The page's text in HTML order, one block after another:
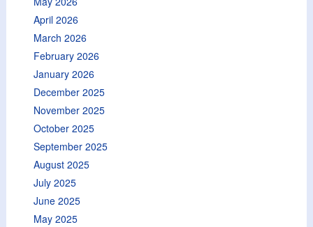
April 2026
March 2026
February 2026
January 2026
December 2025
November 2025
October 2025
September 2025
August 2025
July 2025
June 2025
May 2025